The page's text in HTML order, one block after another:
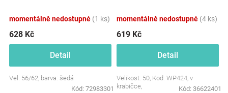
momentálně nedostupné (1 ks)
628 Kč
Detail
Vel. 56/62, barva: šedá
Kód: 72983301
Pampeliška, vel. 50
momentálně nedostupné (4 ks)
619 Kč
Detail
Velikost: 50, Kod: WP424, v
krabičce,
Kód: 36622401